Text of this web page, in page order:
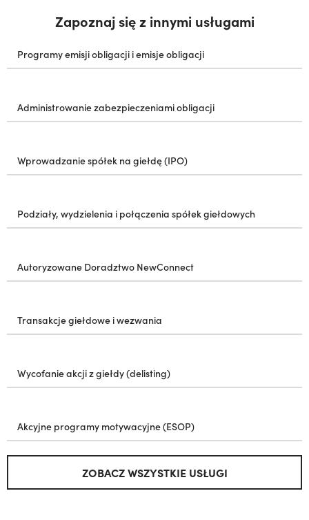
Zapoznaj się z innymi usługami
Programy emisji obligacji i emisje obligacji
Administrowanie zabezpieczeniami obligacji
Wprowadzanie spółek na giełdę (IPO)
Podziały, wydzielenia i połączenia spółek giełdowych
Autoryzowane Doradztwo NewConnect
Transakcje giełdowe i wezwania
Wycofanie akcji z giełdy (delisting)
Akcyjne programy motywacyjne (ESOP)
ZOBACZ WSZYSTKIE USŁUGI